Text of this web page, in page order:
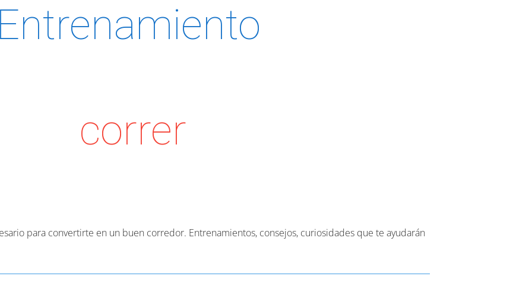
Entrenamiento
correr
para convertirte en un buen corredor. Entrenamientos, consejos, curiosidades que te ayudarán